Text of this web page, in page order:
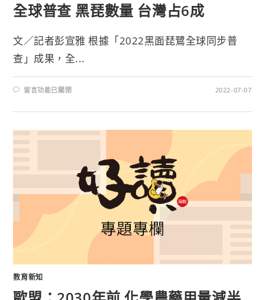
全球普查 黑琵數量 台灣占6成
文／記者彭宣雅 根據「2022黑面琵鷺全球同步普
查」成果，全...
留言功能已關閉 2022-07-07
教育新知